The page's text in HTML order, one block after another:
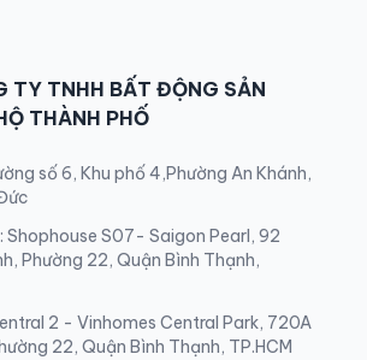
TY TNHH BẤT ĐỘNG SẢN
THÀNH PHỐ
số 6, Khu phố 4,Phường An Khánh,
Shophouse S07- Saigon Pearl, 92
Phường 22, Quận Bình Thạnh,
2 - Vinhomes Central Park, 720A
22, Quận Bình Thạnh, TP.HCM